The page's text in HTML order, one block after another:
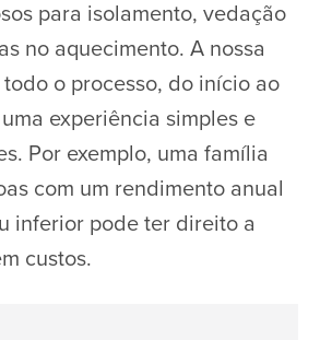
para isolamento, vedação
no aquecimento. A nossa
o processo, do início ao
experiência simples e
Por exemplo, uma família
com um rendimento anual
inferior pode ter direito a
custos.